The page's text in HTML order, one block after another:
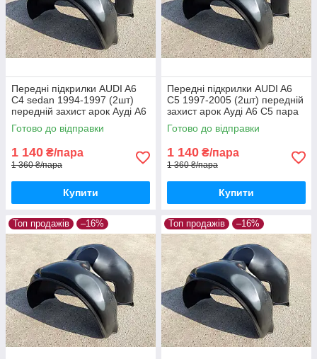
Передні підкрилки AUDI A6
C4 sedan 1994-1997 (2шт)
передній захист арок Ауді А6
С4 седан пара передніх
Готово до відправки
1 140 ₴/пара
1 360 ₴/пара
Купити
Передні підкрилки AUDI A6
C5 1997-2005 (2шт) передній
захист арок Ауді А6 С5 пара
передніх
Готово до відправки
1 140 ₴/пара
1 360 ₴/пара
Купити
Топ продажів –16% Топ продажів –16%